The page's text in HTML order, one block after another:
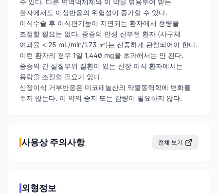
수 있다. 다른 면역억제제와 이 약을 병용투여 받는
환자에서도 이상반응의 위험성이 증가할 수 있다.
이식수술 후 이식편기능이 지연되는 환자에서 용량을
조절할 필요는 없다. 중증의 만성 신부전 환자 (사구체
여과율 < 25 mL/min/1.73 ㎡)는 신중하게 관찰되어야 한다.
이런 환자의 경우 1일 1,440 mg을 초과해서는 안 된다.
중증의 간 실질부위 질환이 있는 신장 이식 환자에서는
용량을 조절할 필요가 없다.
신장이식 거부반응은 미코페놀산의 약물동력학에 변화를
주지 않는다. 이 약의 중지 또는 감량이 필요하지 않다.
사용상 주의사항 전체 보기
외형정보